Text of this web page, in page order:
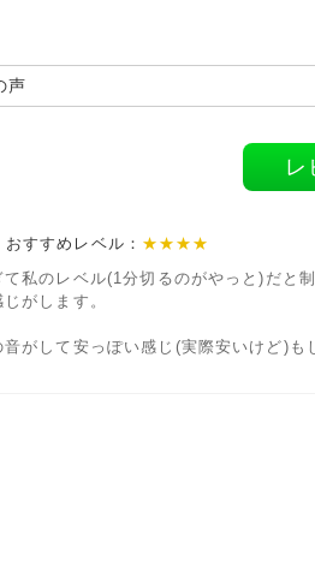
声
レ
すすめレベル： ★★★★
私のレベル(1分切るのがやっと)だと
がします。
がして安っぽい感じ(実際安いけど)も